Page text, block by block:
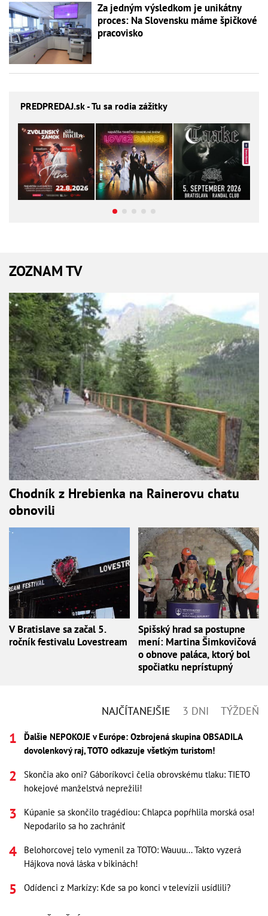
Za jedným výsledkom je unikátny
proces: Na Slovensku máme špičkové
pracovisko
PREDPREDAJ.sk - Tu sa rodia zážitky
ZOZNAM TV
Chodník z Hrebienka na Rainerovu chatu
obnovili
V Bratislave sa začal 5.
ročník festivalu Lovestream
Spišský hrad sa postupne
mení: Martina Šimkovičová
o obnove paláca, ktorý bol
spočiatku neprístupný
NAJČÍTANEJŠIE 3 DNI TÝŽDEŇ
Ďalšie NEPOKOJE v Európe: Ozbrojená skupina OBSADILA
dovolenkový raj, TOTO odkazuje všetkým turistom!
Skončia ako oni? Gáboríkovci čelia obrovskému tlaku: TIETO
hokejové manželstvá neprežili!
Kúpanie sa skončilo tragédiou: Chlapca popŕhlila morská osa!
Nepodarilo sa ho zachrániť
Belohorcovej telo vymenil za TOTO: Wauuu... Takto vyzerá
Hájkova nová láska v bikinách!
Odídenci z Markízy: Kde sa po konci v televízii usídlili?